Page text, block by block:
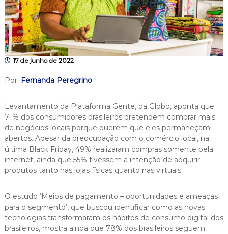
17 de junho de 2022
Por: Fernanda Peregrino
Levantamento da Plataforma Gente, da Globo, aponta que
71% dos consumidores brasileiros pretendem comprar mais
de negócios locais porque querem que eles permaneçam
abertos. Apesar da preocupação com o comércio local, na
última Black Friday, 49% realizaram compras somente pela
internet, ainda que 55% tivessem a intenção de adquirir
produtos tanto nas lojas físicas quanto nas virtuais.
O estudo ‘Meios de pagamento – oportunidades e ameaças
para o segmento’, que buscou identificar como as novas
tecnologias transformaram os hábitos de consumo digital dos
brasileiros, mostra ainda que 78% dos brasileiros seguem